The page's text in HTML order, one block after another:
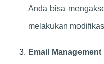
Anda bisa
melakukan
Email Management